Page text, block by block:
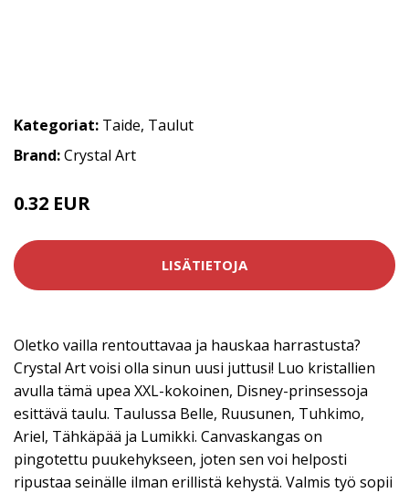
Kategoriat: Taide, Taulut
Brand:Crystal Art
0.32 EUR
LISÄTIETOJA
Oletko vailla rentouttavaa ja hauskaa harrastusta?
Crystal Art voisi olla sinun uusi juttusi! Luo kristallien
avulla tämä upea XXL-kokoinen, Disney-prinsessoja
esittävä taulu. Taulussa Belle, Ruusunen, Tuhkimo,
Ariel, Tähkäpää ja Lumikki. Canvaskangas on
pingotettu puukehykseen, joten sen voi helposti
ripustaa seinälle ilman erillistä kehystä. Valmis työ sopii